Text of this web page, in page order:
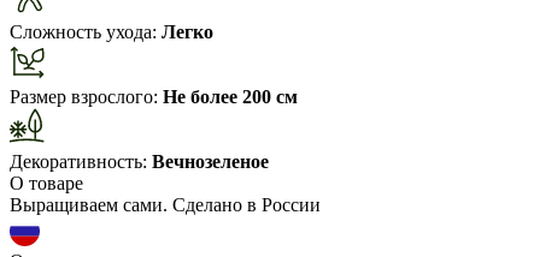
Сложность ухода: Легко
Размер взрослого: Не более 200 см
Декоративность: Вечнозеленое
О товаре
Выращиваем сами. Сделано в России